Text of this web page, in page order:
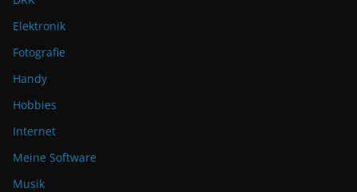
Elektronik
Fotografie
Handy
Hobbies
Internet
Meine Software
Musik